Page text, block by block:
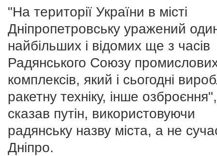
"На території України в місті
Дніпропетровську уражений
найбільших і відомих ще з часів
Радянського Союзу
комплексів, який і сьогодні
ракетну техніку, інше
сказав путін, використовуючи
радянську назву міста, а не
Дніпро.